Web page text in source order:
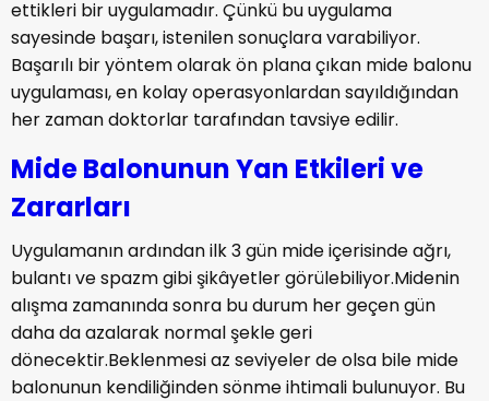
ettikleri bir uygulamadır. Çünkü bu uygulama
sayesinde başarı, istenilen sonuçlara varabiliyor.
Başarılı bir yöntem olarak ön plana çıkan mide balonu
uygulaması, en kolay operasyonlardan sayıldığından
her zaman doktorlar tarafından tavsiye edilir.
Mide Balonunun Yan Etkileri ve
Zararları
Uygulamanın ardından ilk 3 gün mide içerisinde ağrı,
bulantı ve spazm gibi şikâyetler görülebiliyor.Midenin
alışma zamanında sonra bu durum her geçen gün
daha da azalarak normal şekle geri
dönecektir.Beklenmesi az seviyeler de olsa bile mide
balonunun kendiliğinden sönme ihtimali bulunuyor. Bu